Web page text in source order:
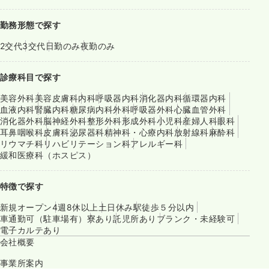
勤務形態で探す
2交代3交代日勤のみ夜勤のみ
診療科目で探す
美容外科美容皮膚科内科呼吸器内科消化器内科循環器内科
血液内科腎臓内科糖尿病内科外科呼吸器外科心臓血管外科
消化器外科脳神経外科整形外科形成外科小児科産婦人科眼科
耳鼻咽喉科皮膚科泌尿器科精神科・心療内科放射線科麻酔科
リウマチ科リハビリテーション科アレルギー科
緩和医療科（ホスピス）
特徴で探す
新規オープン4週8休以上 土日休み駅徒歩５分以内
車通勤可（駐車場有） 寮あり託児所あり ブランク・未経験可
電子カルテあり
会社概要
事業所案内